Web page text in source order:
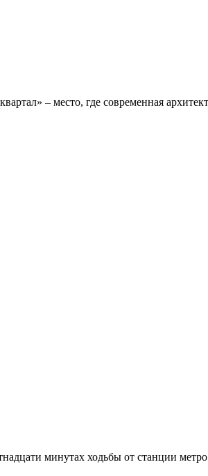
– место, где современная
минутах ходьбы от станции